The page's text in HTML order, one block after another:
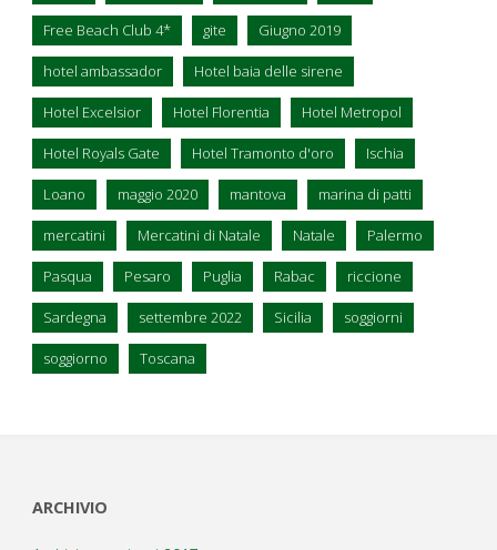
Free Beach Club 4* gite Giugno 2019
hotel ambassador Hotel baia delle sirene
Hotel Excelsior Hotel Florentia Hotel Metropol
Hotel Royals Gate Hotel Tramonto d'oro Ischia
Loano maggio 2020 mantova marina di patti
mercatini Mercatini di Natale Natale Palermo
Pasqua Pesaro Puglia Rabac riccione
Sardegna settembre 2022 Sicilia soggiorni
soggiorno Toscana
ARCHIVIO